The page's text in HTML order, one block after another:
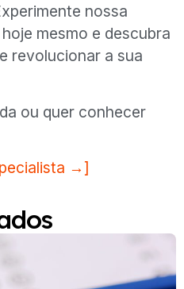
nossa
mesmo e descubra
revolucionar a sua
ou quer conhecer
→]